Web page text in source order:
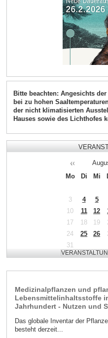
Bitte beachten: Angesichts
bei zu hohen
der nicht klimatisierten
Hauses sowie des Lichthofes
Mo
Di Mi
3
4 5
10
11 12
17
18 19
24
25 26
31
Medizinalpflanzen und
Lebensmittelinhaltsstoffe
Jahrhundert - Nutzen und
Das globale Inventar der
besteht derzeit...